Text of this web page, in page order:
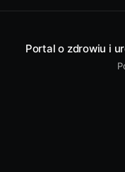
Portal o zdrowiu i